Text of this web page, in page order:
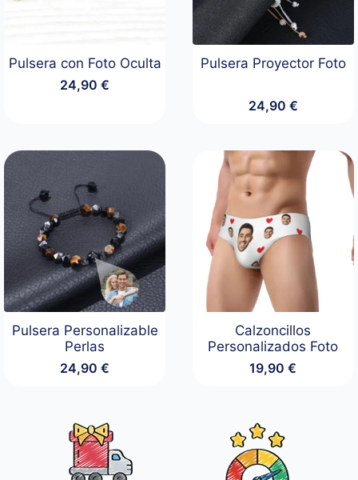
Pulsera con Foto Oculta
24,90€
Pulsera Proyector Foto
24,90 €
Pulsera Personalizable
Perlas
24,90€
Calzoncillos
Personalizados Foto
19,90€